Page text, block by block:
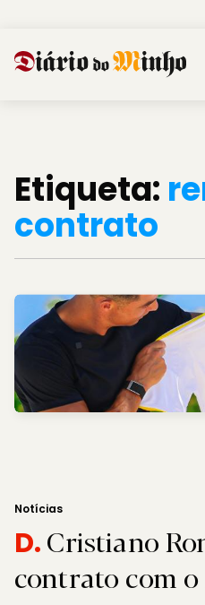
Etiqueta:
contrato
Notícias
D.Cristiano
contrato com